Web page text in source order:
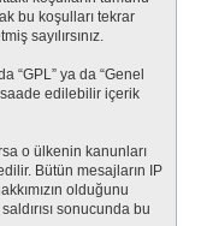
bu koşulları tekrar
sayılırsınız.
“GPL” ya da “Genel
edilebilir içerik
o ülkenin kanunları
Bütün mesajların IP
olduğunu
sonucunda bu